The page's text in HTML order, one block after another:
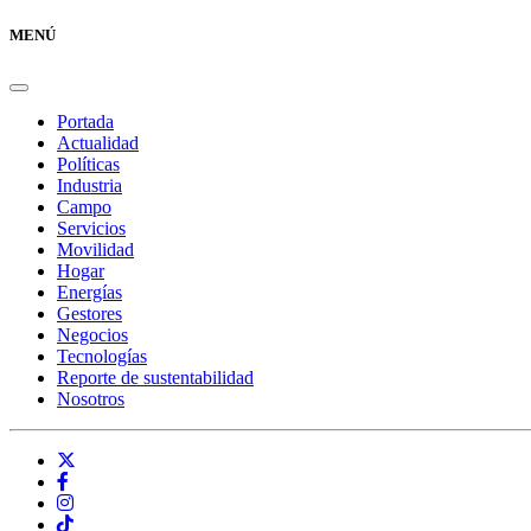
MENÚ
Portada
Actualidad
Políticas
Industria
Campo
Servicios
Movilidad
Hogar
Energías
Gestores
Negocios
Tecnologías
Reporte de sustentabilidad
Nosotros